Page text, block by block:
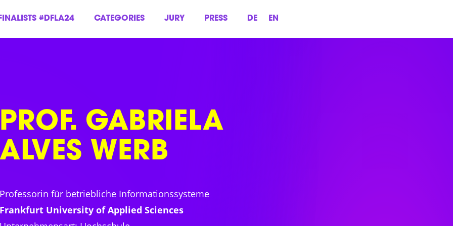
FINALISTS #DFLA24 CATEGORIES JURY PRESS DE EN
PROF. GABRIELA
ALVES WERB
Professorin für betriebliche Informationssysteme
Frankfurt University of Applied Sciences